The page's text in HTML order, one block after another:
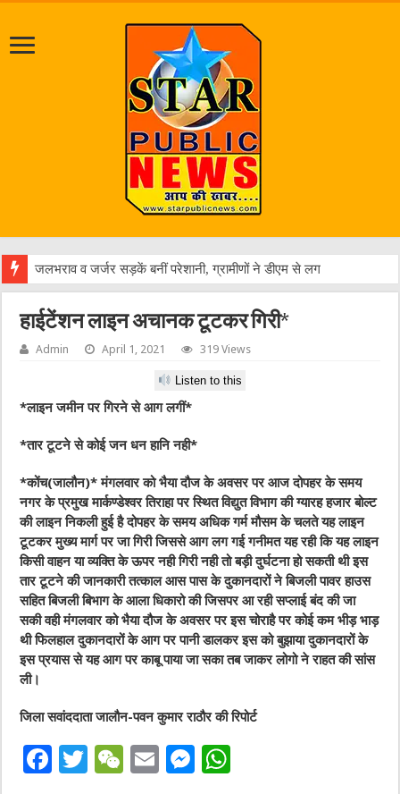
जलभराव व जर्जर सड़कें बनीं परेशानी, ग्रामीणों ने डीएम से लगाई गुहार
हाईटेंशन लाइन अचानक टूटकर गिरी*
Admin April 1, 2021 319 Views
Listen to this
*लाइन जमीन पर गिरने से आग लगीं*
*तार टूटने से कोई जन धन हानि नही*
*कोंच(जालौन)* मंगलवार को भैया दौज के अवसर पर आज दोपहर के समय
नगर के प्रमुख मार्कण्डेश्वर तिराहा पर स्थित विद्युत विभाग की ग्यारह हजार बोल्ट
की लाइन निकली हुई है दोपहर के समय अधिक गर्म मौसम के चलते यह लाइन
टूटकर मुख्य मार्ग पर जा गिरी जिससे आग लग गई गनीमत यह रही कि यह लाइन
किसी वाहन या व्यक्ति के ऊपर नही गिरी नही तो बड़ी दुर्घटना हो सकती थी इस
तार टूटने की जानकारी तत्काल आस पास के दुकानदारों ने बिजली पावर हाउस
सहित बिजली बिभाग के आला धिकारो की जिसपर आ रही सप्लाई बंद की जा
सकी वही मंगलवार को भैया दौज के अवसर पर इस चोराहै पर कोई कम भीड़ भाड़
थी फिलहाल दुकानदारों के आग पर पानी डालकर इस को बुझाया दुकानदारों के
इस प्रयास से यह आग पर काबू पाया जा सका तब जाकर लोगो ने राहत की सांस
ली।
जिला सवांददाता जालौन-पवन कुमार राठौर की रिपोर्ट
F
T
W E
M